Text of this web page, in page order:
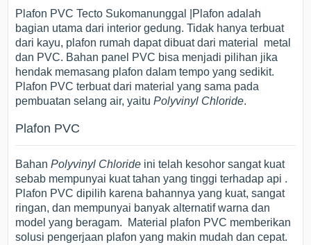
Plafon PVC Tecto Sukomanunggal |Plafon adalah
bagian utama dari interior gedung. Tidak hanya terbuat
dari kayu, plafon rumah dapat dibuat dari material metal
dan PVC. Bahan panel PVC bisa menjadi pilihan jika
hendak memasang plafon dalam tempo yang sedikit.
Plafon PVC terbuat dari material yang sama pada
pembuatan selang air, yaituPolyvinyl Chloride.
Plafon PVC
BahanPolyvinyl Chloride ini telah kesohor sangat kuat
sebab mempunyai kuat tahan yang tinggi terhadap api .
Plafon PVC dipilih karena bahannya yang kuat, sangat
ringan, dan mempunyai banyak alternatif warna dan
model yang beragam. Material plafon PVC memberikan
solusi pengerjaan plafon yang makin mudah dan cepat.